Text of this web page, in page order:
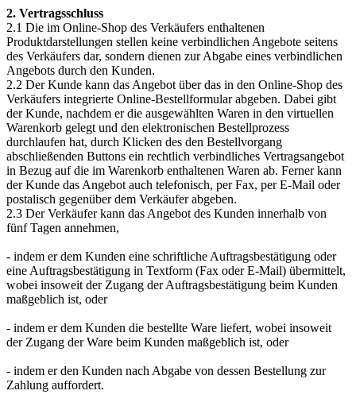
2. Vertragsschluss
2.1 Die im Online-Shop des Verkäufers enthaltenen
Produktdarstellungen stellen keine verbindlichen Angebote seitens
des Verkäufers dar, sondern dienen zur Abgabe eines verbindlichen
Angebots durch den Kunden.
2.2 Der Kunde kann das Angebot über das in den Online-Shop des
Verkäufers integrierte Online-Bestellformular abgeben. Dabei gibt
der Kunde, nachdem er die ausgewählten Waren in den virtuellen
Warenkorb gelegt und den elektronischen Bestellprozess
durchlaufen hat, durch Klicken des den Bestellvorgang
abschließenden Buttons ein rechtlich verbindliches Vertragsangebot
in Bezug auf die im Warenkorb enthaltenen Waren ab. Ferner kann
der Kunde das Angebot auch telefonisch, per Fax, per E-Mail oder
postalisch gegenüber dem Verkäufer abgeben.
2.3 Der Verkäufer kann das Angebot des Kunden innerhalb von
fünf Tagen annehmen,
- indem er dem Kunden eine schriftliche Auftragsbestätigung oder
eine Auftragsbestätigung in Textform (Fax oder E-Mail) übermittelt,
wobei insoweit der Zugang der Auftragsbestätigung beim Kunden
maßgeblich ist, oder
- indem er dem Kunden die bestellte Ware liefert, wobei insoweit
der Zugang der Ware beim Kunden maßgeblich ist, oder
- indem er den Kunden nach Abgabe von dessen Bestellung zur
Zahlung auffordert.